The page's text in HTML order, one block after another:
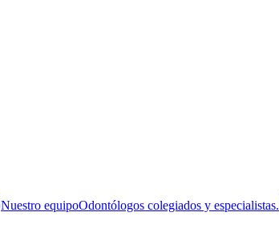
Nuestro equipoOdontólogos colegiados y especialistas.